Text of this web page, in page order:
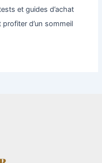
et guides d’achat
d’un sommeil